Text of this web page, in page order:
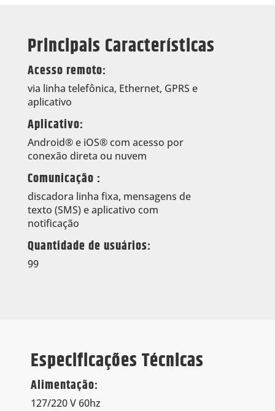
Principais Características
Acesso remoto:
via linha telefônica, Ethernet, GPRS e
aplicativo
Aplicativo:
Android® e iOS® com acesso por
conexão direta ou nuvem
Comunicação :
discadora linha fixa, mensagens de
texto (SMS) e aplicativo com
notificação
Quantidade de usuários:
99
Especificações Técnicas
Alimentação:
127/220 V 60hz